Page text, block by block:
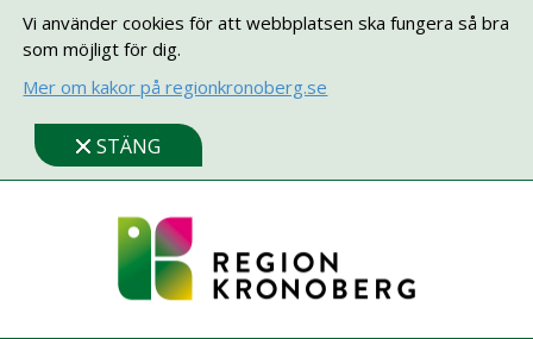
Vi använder cookies för att webbplatsen ska fungera så bra
som möjligt för dig.
Mer om kakor på regionkronoberg.se
STÄNG